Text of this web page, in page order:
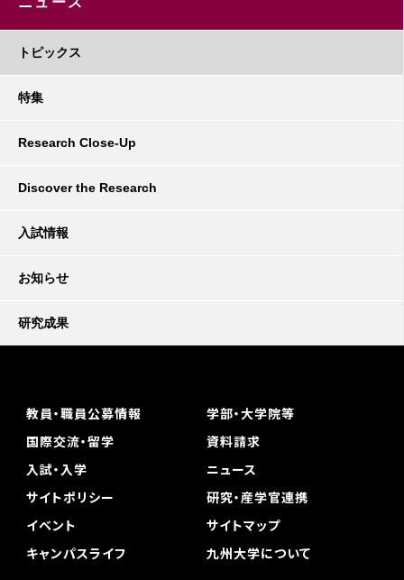
トピックス
特集
Research Close-Up
Discover the Research
入試情報
お知らせ
研究成果
教員・職員公募情報
学部・大学院等
国際交流・留学
資料請求
入試・入学
ニュース
サイトポリシー
研究・産学官連携
イベント
サイトマップ
キャンパスライフ
九州大学について